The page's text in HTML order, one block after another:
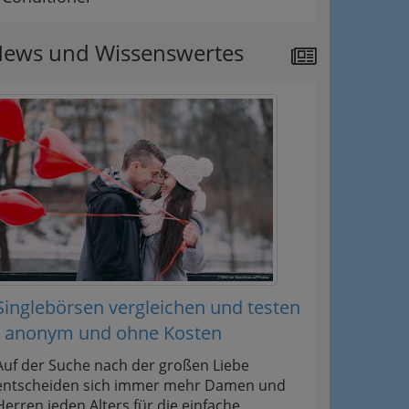
und Wissenswertes
vergleichen und testen
anonym und ohne Kosten
der Suche nach der großen Liebe
sich immer mehr Damen und